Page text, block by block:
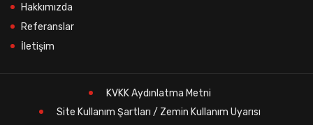
Hakkımızda
Referanslar
İletişim
KVKK Aydınlatma Metni
Site Kullanım Şartları / Zemin Kullanım Uyarısı